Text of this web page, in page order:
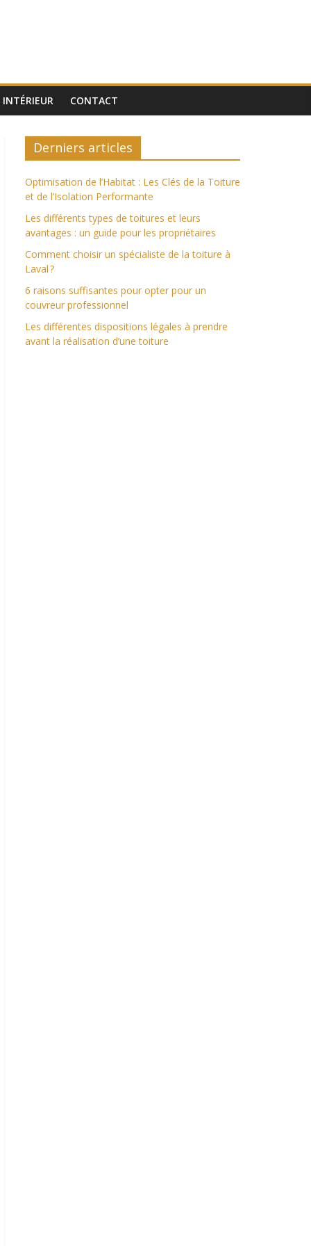
INTÉRIEUR CONTACT
Derniers articles
Optimisation de l’Habitat : Les Clés de la Toiture
et de l’Isolation Performante
Les différents types de toitures et leurs
avantages : un guide pour les propriétaires
Comment choisir un spécialiste de la toiture à
Laval ?
6 raisons suffisantes pour opter pour un
couvreur professionnel
Les différentes dispositions légales à prendre
avant la réalisation d’une toiture